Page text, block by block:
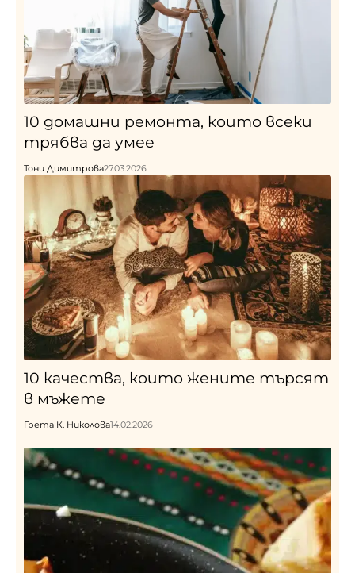
10 домашни ремонта, които всеки
трябва да умее
Тони Димитрова27.03.2026
10 качества, които жените търсят
в мъжете
Грета К. Николова14.02.2026